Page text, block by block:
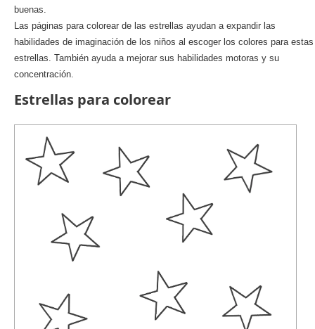
buenas.
Las páginas para colorear de las estrellas ayudan a expandir las
habilidades de imaginación de los niños al escoger los colores para estas
estrellas. También ayuda a mejorar sus habilidades motoras y su
concentración.
Estrellas para colorear